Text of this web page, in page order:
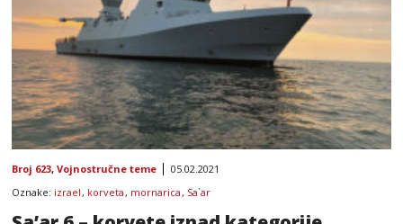
Broj 623, Vojnostručne teme
05.02.2021
Oznake: izrael , korveta , mornarica , Sa`ar